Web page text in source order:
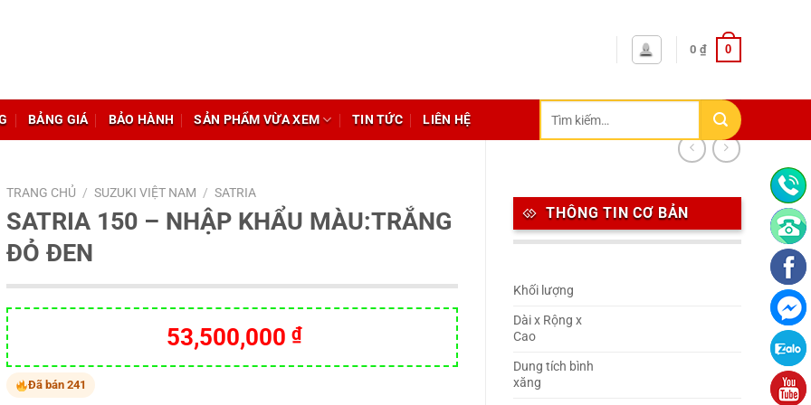
0 ₫ 0
BẢNG GIÁ BẢO HÀNH SẢN PHẨM VỪA XEM TIN TỨC LIÊN HỆ
kiếm:
THÔNG TIN CƠ BẢN
Khối lượng
Dài x Rộng x
Cao
Dung tích bình
xăng
TRANG CHỦ / SUZUKI VIỆT NAM / SATRIA
SATRIA 150 – NHẬP KHẨU MÀU:TRẮNG
ĐỎ ĐEN
53,500,000 ₫
Đã bán 241